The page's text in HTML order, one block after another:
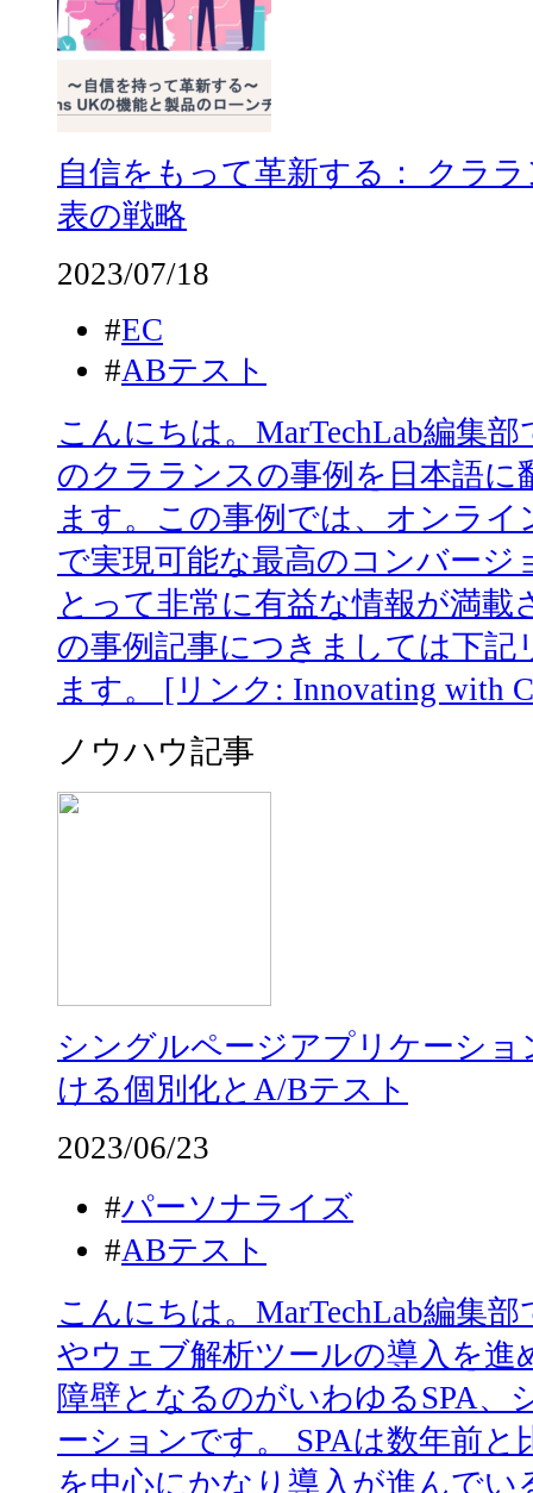
自信をもって革新する： クラ
表の戦略
2023/07/18
#EC
#ABテスト
こんにちは。MarTechLab編集
のクラランスの事例を日本語に
ます。この事例では、オンラ
で実現可能な最高のコンバージ
とって非常に有益な情報が満載
の事例記事につきましては下
ます。 [リンク: Innovating with
ノウハウ記事
シングルページアプリケーシ
ける個別化とA/Bテスト
2023/06/23
#パーソナライズ
#ABテスト
こんにちは。MarTechLab編集
やウェブ解析ツールの導入を進
障壁となるのがいわゆるSPA、
ーションです。 SPAは数年前
を中心にかなり導入が進んでい